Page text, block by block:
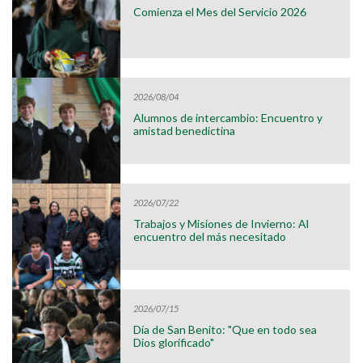
Comienza el Mes del Servicio 2026
2026/08/04
Alumnos de intercambio: Encuentro y
amistad benedictina
2026/07/22
Trabajos y Misiones de Invierno: Al
encuentro del más necesitado
2026/07/15
Día de San Benito: "Que en todo sea
Dios glorificado"